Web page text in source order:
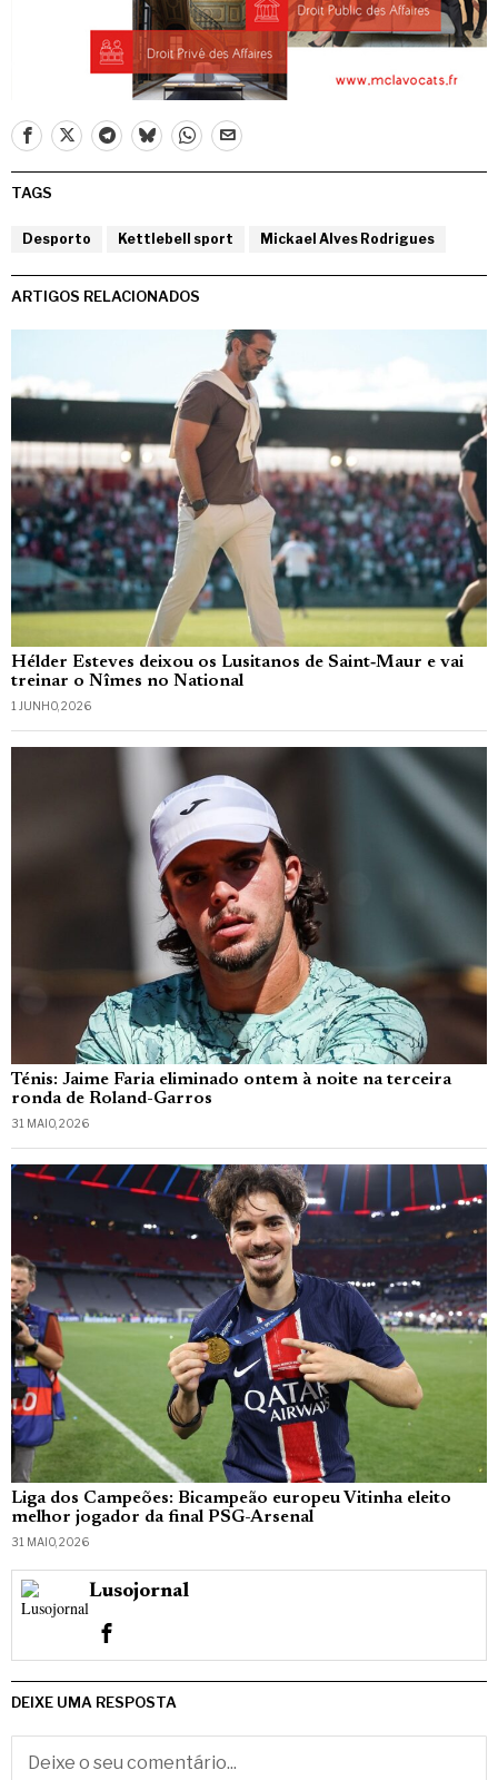
TAGS
Desporto Kettlebell sport Mickael Alves Rodrigues
ARTIGOS RELACIONADOS
Hélder Esteves deixou os Lusitanos de Saint‑Maur e vai
treinar o Nîmes no National
1 JUNHO, 2026
Ténis: Jaime Faria eliminado ontem à noite na terceira
ronda de Roland-Garros
31 MAIO, 2026
Liga dos Campeões: Bicampeão europeu Vitinha eleito
melhor jogador da final PSG-Arsenal
31 MAIO, 2026
Lusojornal
DEIXE UMA RESPOSTA